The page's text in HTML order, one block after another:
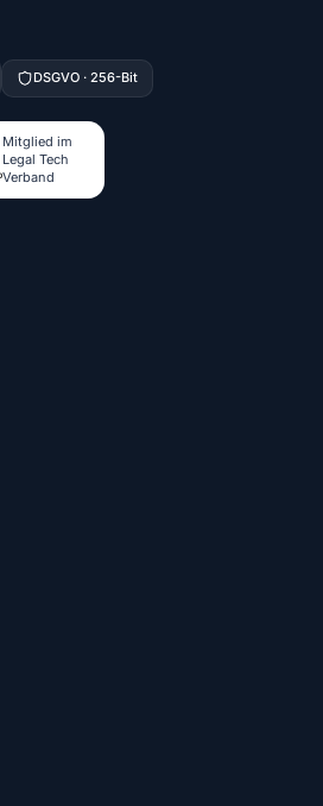
DSGVO · 256-Bit
Mitglied im
Legal Tech
Verband